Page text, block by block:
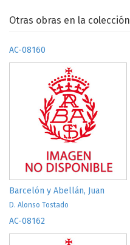
Otras obras en la colección
AC-08160
Barcelón y Abellán, Juan
D. Alonso Tostado
AC-08162